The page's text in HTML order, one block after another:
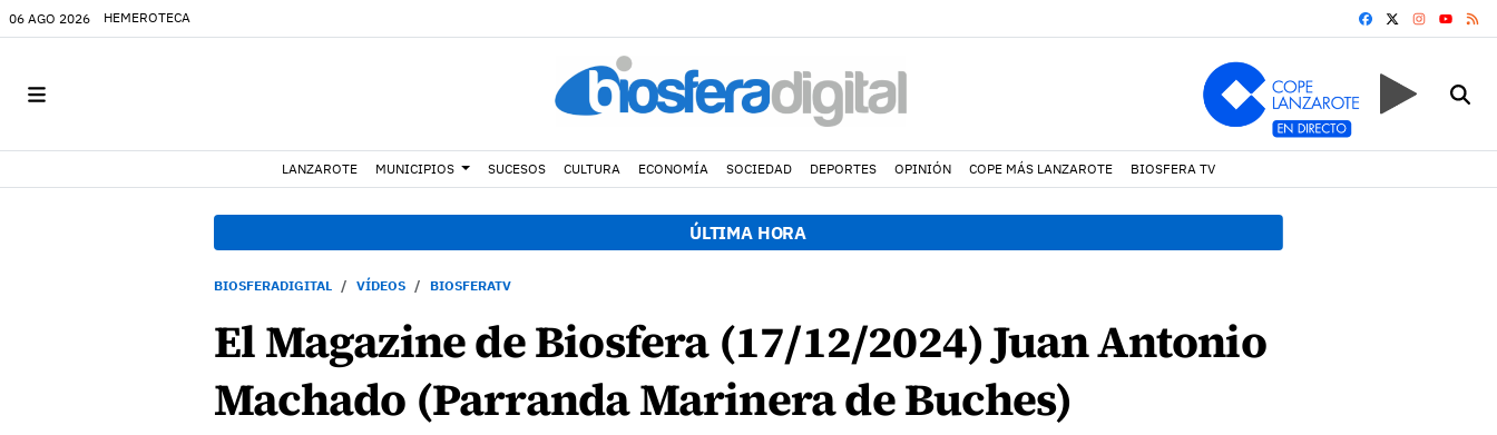
06 AGO 2026 HEMEROTECA FACEBOOK
YOUTUBE
LANZAROTE MUNICIPIOS SUCESOS CULTURA ECONOMÍA SOCIEDAD DEPORTES OPINIÓN COPE MÁS LANZAROTE BIOSFERA TV
ÚLTIMA HORA
BIOSFERADIGITAL VÍDEOS BIOSFERATV
El Magazine de Biosfera (17/12/2024) Juan Antonio
Machado (Parranda Marinera de Buches)